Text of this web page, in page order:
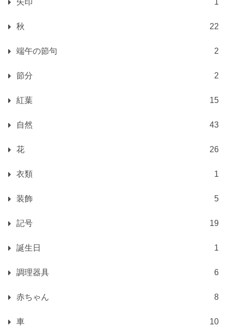
矢印 1
秋 22
端午の節句 2
節分 2
紅葉 15
自然 43
花 26
衣類 1
装飾 5
記号 19
誕生日 1
調理器具 6
赤ちゃん 8
車 10